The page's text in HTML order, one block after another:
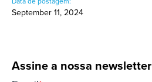
September 11, 2024
Assine a nossa newsletter